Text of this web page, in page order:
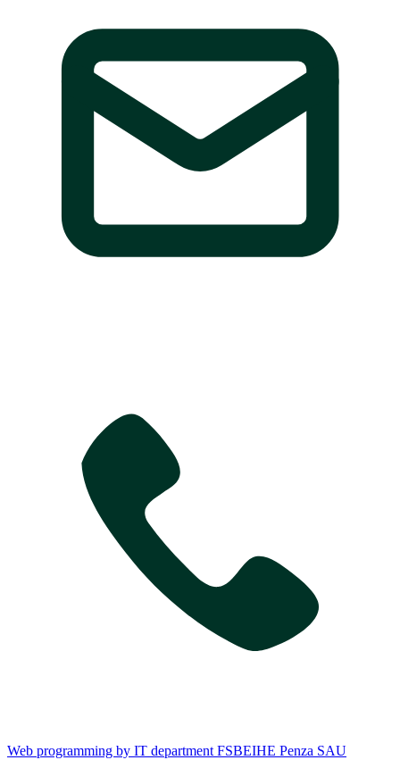
Web programming by IT department FSBEIHE Penza SAU